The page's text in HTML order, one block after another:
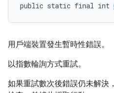
public static final int
用戶端裝置發生暫時性錯誤。
以指數輪詢方式重試。
如果重試數次後錯誤仍未解決